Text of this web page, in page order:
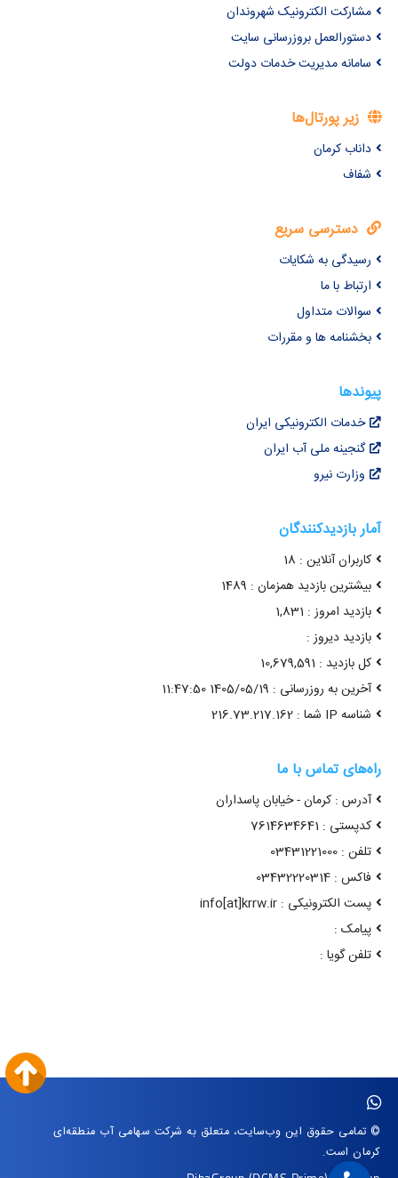
مشارکت الکترونیک شهروندان
دستورالعمل بروزرسانی سایت
سامانه مدیریت خدمات دولت
زیر پورتال‌ها
داناب کرمان
شفاف
دسترسی سریع
رسیدگی به شکایات
ارتباط با ما
سوالات متداول
بخشنامه ها و مقررات
پیوندها
خدمات الکترونیکی ایران
گنجینه ملی آب ایران
وزارت نیرو
آمار بازدیدکنندگان
کاربران آنلاین : 18
بیشترین بازدید همزمان : 1489
بازدید امروز : 1,831
بازدید دیروز :
کل بازدید : 10,679,591
آخرین به روزرسانی : 1405/05/19 11:47:50
شناسه IP شما : 216.73.217.162
راه‌های تماس با ما
آدرس : کرمان - خیابان پاسداران
کدپستی : 7614634641
تلفن : 03431221000
فاکس : 03432220314
پست الکترونیکی : info[at]krrw.ir
پیامک :
تلفن گویا :
© تمامی حقوق این وب‌سایت، متعلق به شرکت سهامی آب منطقه‌ای
کرمان است.